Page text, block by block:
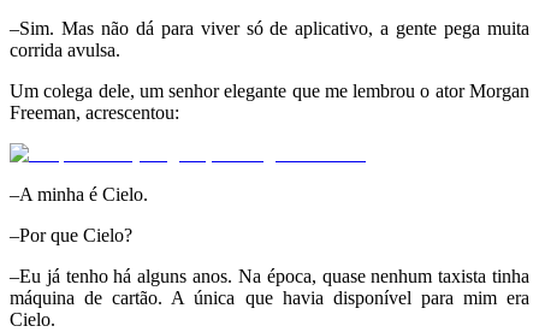
–Sim. Mas não dá para viver só de aplicativo, a gente pega muita
corrida avulsa.
Um colega dele, um senhor elegante que me lembrou o ator Morgan
Freeman, acrescentou:
–A minha é Cielo.
–Por que Cielo?
–Eu já tenho há alguns anos. Na época, quase nenhum taxista tinha
máquina de cartão. A única que havia disponível para mim era
Cielo.